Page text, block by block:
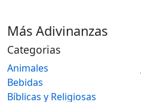
Más Adivinanzas
Categorias
Animales
Bebidas
Bíblicas y Religiosas